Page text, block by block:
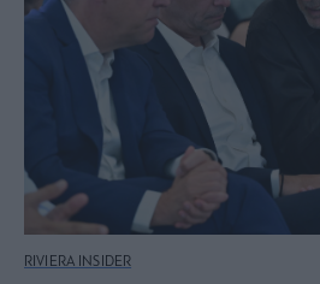
RIVIERA INSIDER